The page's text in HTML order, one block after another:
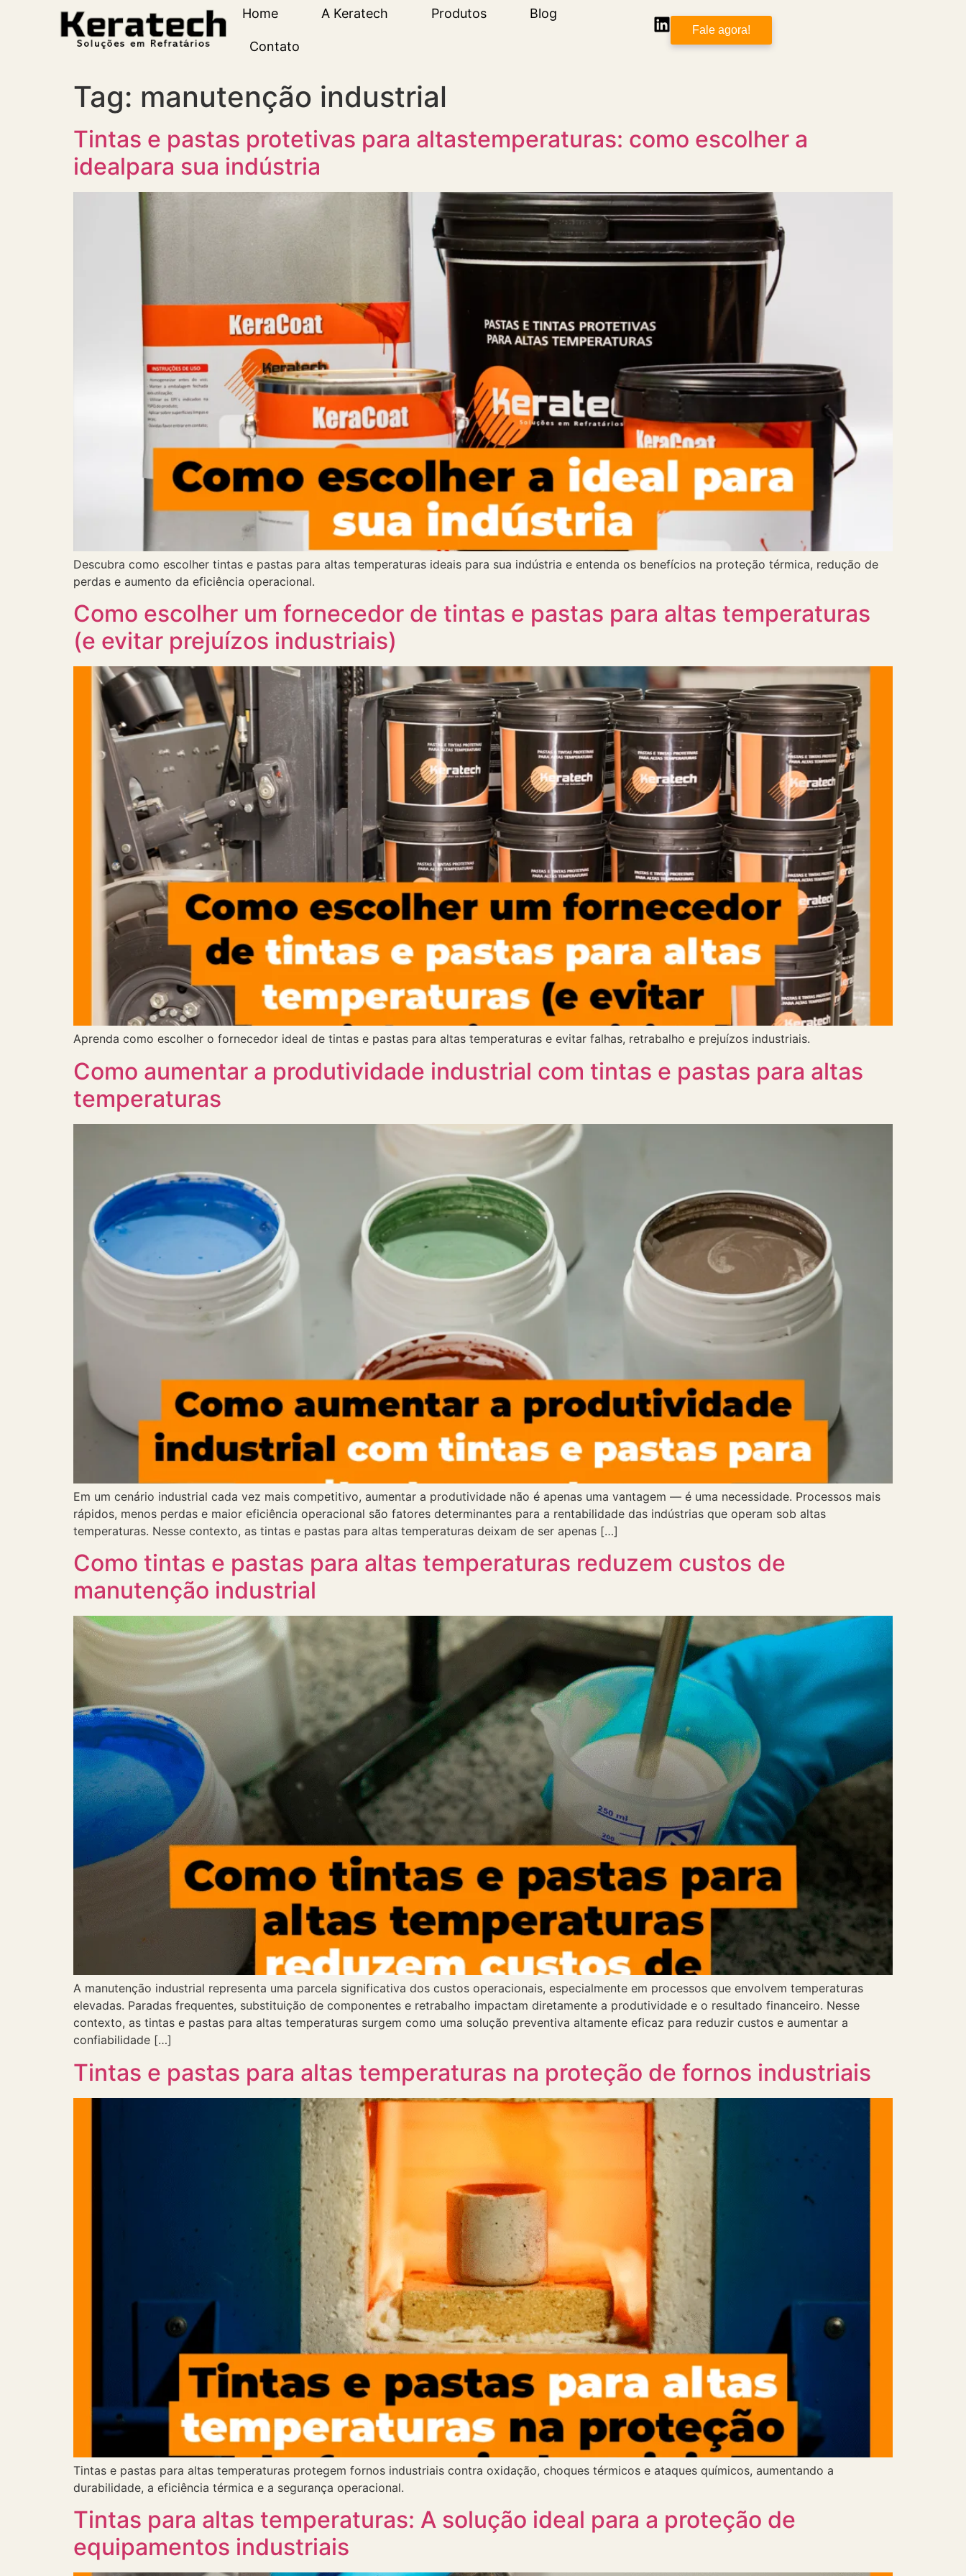
Home A Keratech Produtos Blog
Contato
Fale agora!
Tag: manutenção industrial
Tintas e pastas protetivas para altastemperaturas: como escolher a
idealpara sua indústria
Descubra como escolher tintas e pastas para altas temperaturas ideais para sua indústria e entenda os benefícios na proteção térmica, redução de
perdas e aumento da eficiência operacional.
Como escolher um fornecedor de tintas e pastas para altas temperaturas
(e evitar prejuízos industriais)
Aprenda como escolher o fornecedor ideal de tintas e pastas para altas temperaturas e evitar falhas, retrabalho e prejuízos industriais.
Como aumentar a produtividade industrial com tintas e pastas para altas
temperaturas
Em um cenário industrial cada vez mais competitivo, aumentar a produtividade não é apenas uma vantagem — é uma necessidade. Processos mais
rápidos, menos perdas e maior eficiência operacional são fatores determinantes para a rentabilidade das indústrias que operam sob altas
temperaturas. Nesse contexto, as tintas e pastas para altas temperaturas deixam de ser apenas […]
Como tintas e pastas para altas temperaturas reduzem custos de
manutenção industrial
A manutenção industrial representa uma parcela significativa dos custos operacionais, especialmente em processos que envolvem temperaturas
elevadas. Paradas frequentes, substituição de componentes e retrabalho impactam diretamente a produtividade e o resultado financeiro. Nesse
contexto, as tintas e pastas para altas temperaturas surgem como uma solução preventiva altamente eficaz para reduzir custos e aumentar a
confiabilidade […]
Tintas e pastas para altas temperaturas na proteção de fornos industriais
Tintas e pastas para altas temperaturas protegem fornos industriais contra oxidação, choques térmicos e ataques químicos, aumentando a
durabilidade, a eficiência térmica e a segurança operacional.
Tintas para altas temperaturas: A solução ideal para a proteção de
equipamentos industriais